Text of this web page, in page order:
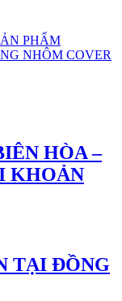
PHẨM
NHÔM COVER
HÒA –
KHOẢN
TẠI ĐỒNG